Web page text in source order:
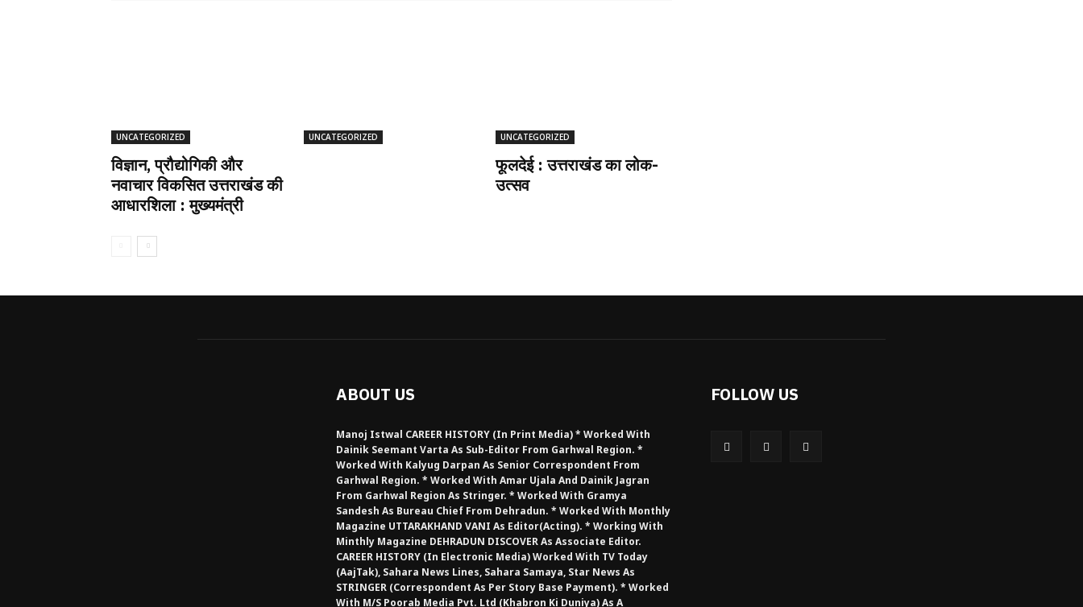
UNCATEGORIZED
विज्ञान, प्रौद्योगिकी और
नवाचार विकसित उत्तराखंड की
आधारशिला : मुख्यमंत्री
UNCATEGORIZED UNCATEGORIZED
फूलदेई : उत्तराखंड का लोक-
उत्सव
ABOUT US
Manoj Istwal CAREER HISTORY (in Print Media) * Worked With
Dainik Seemant Varta As Sub-Editor From Garhwal Region. *
Worked With Kalyug Darpan As Senior Correspondent From
Garhwal Region. * Worked With Amar Ujala And Dainik Jagran
From Garhwal Region As Stringer. * Worked With Gramya
Sandesh As Bureau Chief From Dehradun. * Worked With Monthly
Magazine UTTARAKHAND VANI As Editor(Acting). * Working With
Minthly Magazine DEHRADUN DISCOVER As Associate Editor.
CAREER HISTORY (in Electronic Media) Worked With TV Today
(AajTak), Sahara News Lines, Sahara Samaya, Star News As
STRINGER (Correspondent As Per Story Base Payment). * Worked
With M/S Poorab Media Pvt. Ltd (Khabron Ki Duniya) As A
FOLLOW US